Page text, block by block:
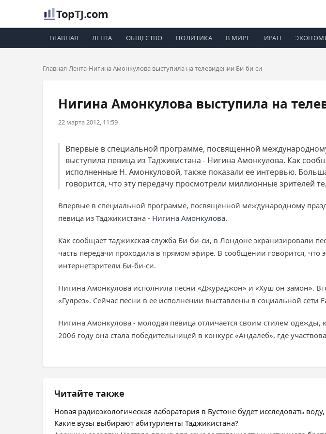
TopTJ.com
ГЛАВНАЯ ЛЕНТА ОБЩЕСТВО ПОЛИТИКА В МИРЕ ИРАН
Главная Лента Нигина Амонкулова выступила на телевидении Би-би-си
Нигина Амонкулова выступила на
22 марта 2012, 11:59
Впервые в специальной программе, посвященной
выступила певица из Таджикистана - Нигина Амонкулова. Как
исполненные Н. Амонкуловой, также показали ее интервью.
говорится, что эту передачу просмотрели миллионные зрителей
Впервые в специальной программе, посвященной международному
певица из Таджикистана - Нигина Амонкулова.
Как сообщает таджикская служба Би-би-си, в Лондоне экранизировали
часть передачи проходила в прямом эфире. В сообщении говорится, что
интернетзрители Би-би-си.
Нигина Амонкулова исполнила песни «Джураджон» и «Хуш он замон».
«Гулрез». Сейчас песни в ее исполнении выставлены в социальной сети
Нигина Амонкулова - молодая певица отличается своим стилем
2006 году она стала победительницей в конкурс «Андалеб», где
Читайте также
Новая радиоэкологическая лаборатория в Бустоне будет исследовать
Какие вузы выбирают абитуриенты Таджикистана?